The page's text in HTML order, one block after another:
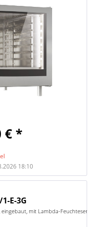
€ *
18:10
E-3G
mit Lambda-